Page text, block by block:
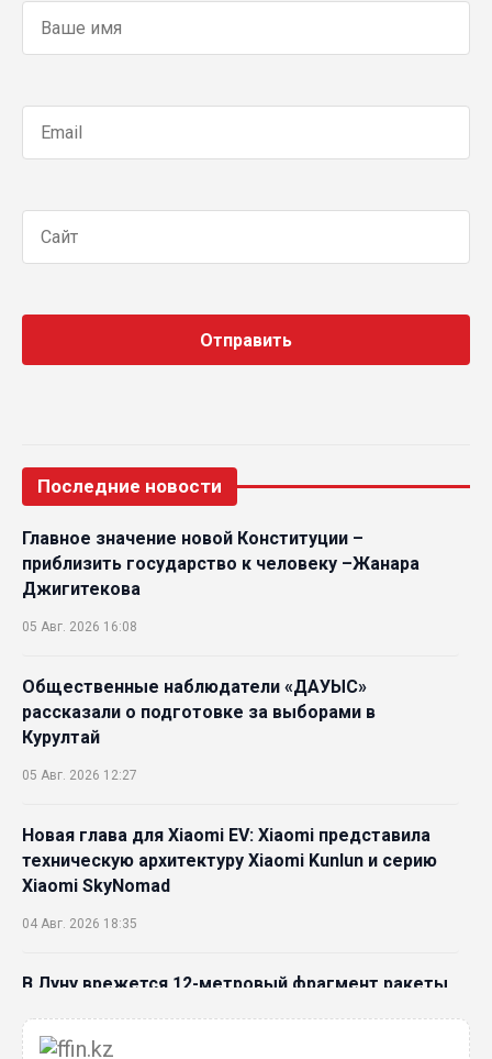
Последние новости
Главное значение новой Конституции –
приблизить государство к человеку –Жанара
Джигитекова
05 Авг. 2026 16:08
Общественные наблюдатели «ДАУЫС»
рассказали о подготовке за выборами в
Курултай
05 Авг. 2026 12:27
Новая глава для Xiaomi EV: Xiaomi представила
техническую архитектуру Xiaomi Kunlun и серию
Xiaomi SkyNomad
04 Авг. 2026 18:35
В Луну врежется 12-метровый фрагмент ракеты
03 Авг. 2026 15:49